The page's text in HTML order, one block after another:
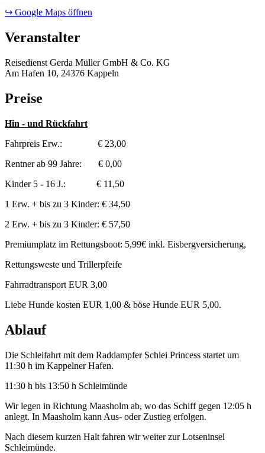
↪ Google Maps öffnen
Veranstalter
Reisedienst Gerda Müller GmbH & Co. KG
Am Hafen 10, 24376 Kappeln
Preise
Hin - und Rückfahrt
Fahrpreis Erw.: € 23,00
Rentner ab 99 Jahre: € 0,00
Kinder 5 - 16 J.: € 11,50
1 Erw. + bis zu 3 Kinder: € 34,50
2 Erw. + bis zu 3 Kinder: € 57,50
Premiumplatz im Rettungsboot: 5,99€ inkl. Eisbergversicherung,
Rettungsweste und Trillerpfeife
Fahrradtransport EUR 3,00
Liebe Hunde kosten EUR 1,00 & böse Hunde EUR 5,00.
Ablauf
Die Schleifahrt mit dem Raddampfer Schlei Princess startet um
11:30 h im Kappelner Hafen.
11:30 h bis 13:50 h Schleimünde
Wir legen in Richtung Maasholm ab, wo das Schiff gegen 12:05 h
anlegt. In Maasholm kann Aus- oder Zustieg erfolgen.
Nach diesem kurzen Halt fahren wir weiter zur Lotseninsel
Schleimünde.